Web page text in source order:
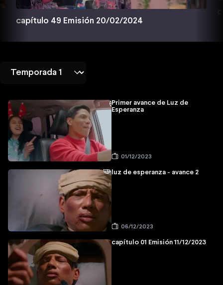
capítulo 49 Emisión 20/02/2024
Primer avance de Luz de
Esperanza
01/12/2023
luz de esperanza - avance 2
06/12/2023
capítulo 01 Emisión 11/12/2023